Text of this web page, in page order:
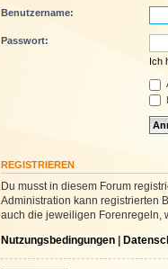
Benutzername:
Passwort:
Ich
REGISTRIEREN
Du musst in diesem Forum
Administration kann registrierten
auch die jeweiligen Forenregeln,
Nutzungsbedingungen |